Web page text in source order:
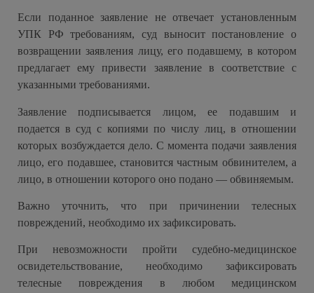
Если поданное заявление не отвечает установленным
УПК РФ требованиям, суд выносит постановление о
возвращении заявления лицу, его подавшему, в котором
предлагает ему привести заявление в соответствие с
указанными требованиями.
Заявление подписывается лицом, ее подавшим и
подается в суд с копиями по числу лиц, в отношении
которых возбуждается дело. С момента подачи заявления
лицо, его подавшее, становится частным обвинителем, а
лицо, в отношении которого оно подано — обвиняемым.
Важно уточнить, что при причинении телесных
повреждений, необходимо их зафиксировать.
При невозможности пройти судебно-медицинское
освидетельствование, необходимо зафиксировать
телесные повреждения в любом медицинском